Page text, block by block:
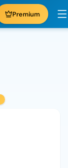
Premium